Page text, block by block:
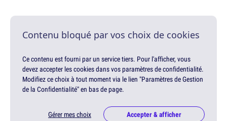
Contenu bloqué par vos choix de cookies
Ce contenu est fourni par un service tiers. Pour l'afficher, vous
devez accepter les cookies dans vos paramètres de confidentialité.
Modifiez ce choix à tout moment via le lien "Paramètres de Gestion
de la Confidentialité" en bas de page.
Gérer mes choix Accepter & afficher